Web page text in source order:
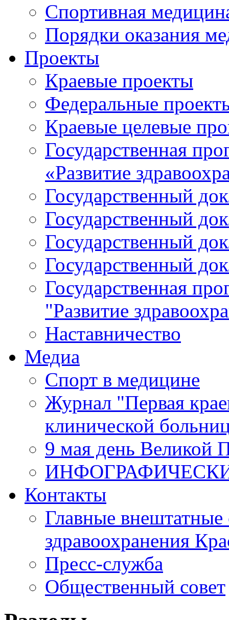
Спортивная
Порядки оказания
Проекты
Краевые проекты
Федеральные
Краевые целевые
Государственная
«Развитие
Государственный
Государственный
Государственный
Государственный
Государственная
"Развитие
Наставничество
Медиа
Спорт в медицине
Журнал "Первая
клинической
9 мая день Великой
Контакты
Главные внештатные
здравоохранения
Пресс-служба
Общественный совет